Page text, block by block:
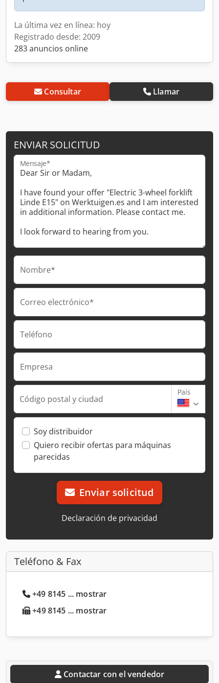
La última vez en línea: hoy
Registrado desde: 2009
283 anuncios online
Consultar Llamar
ENVIAR SOLICITUD
Mensaje*
Nombre*
Correo electrónico*
Teléfono
Empresa
Código postal y ciudad
País
Soy distribuidor
Quiero recibir ofertas para máquinas
parecidas
Enviar solicitud
Declaración de privacidad
Teléfono & Fax
+49 8145 ... mostrar
+49 8145 ... mostrar
Contactar con el vendedor